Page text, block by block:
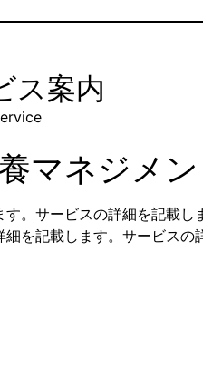
ス案内
マネジメン
。サービスの詳細を記載
を記載します。サービス